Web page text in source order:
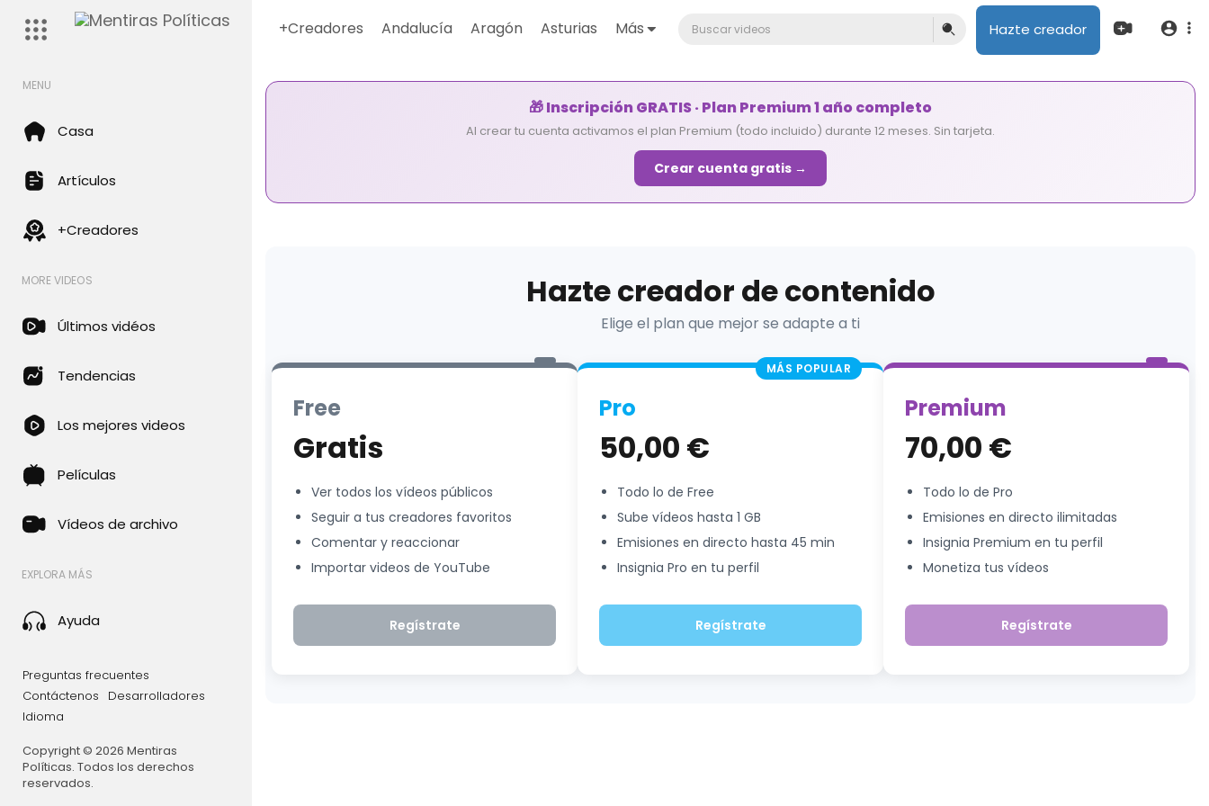
+Creadores Andalucía Aragón Asturias Más Hazte creador
MENU
Casa
Artículos
+Creadores
MORE VIDEOS
Últimos vidéos
Tendencias
Los mejores videos
Películas
Vídeos de archivo
EXPLORA MÁS
Ayuda
Preguntas frecuentes
Contáctenos
Desarrolladores
Idioma
Copyright © 2026 Mentiras
Políticas. Todos los derechos
reservados.
🎁 Inscripción GRATIS · Plan Premium 1 año completo
Al crear tu cuenta activamos el plan Premium (todo incluido) durante 12 meses. Sin tarjeta.
Crear cuenta gratis →
Hazte creador de contenido
Elige el plan que mejor se adapte a ti
Free
Gratis
Ver todos los vídeos públicos
Seguir a tus creadores favoritos
Comentar y reaccionar
Importar videos de YouTube
Regístrate
MÁS POPULAR
Pro
50,00 €
Todo lo de Free
Sube vídeos hasta 1 GB
Emisiones en directo hasta 45 min
Insignia Pro en tu perfil
Regístrate
Premium
70,00 €
Todo lo de Pro
Emisiones en directo ilimitadas
Insignia Premium en tu perfil
Monetiza tus vídeos
Regístrate